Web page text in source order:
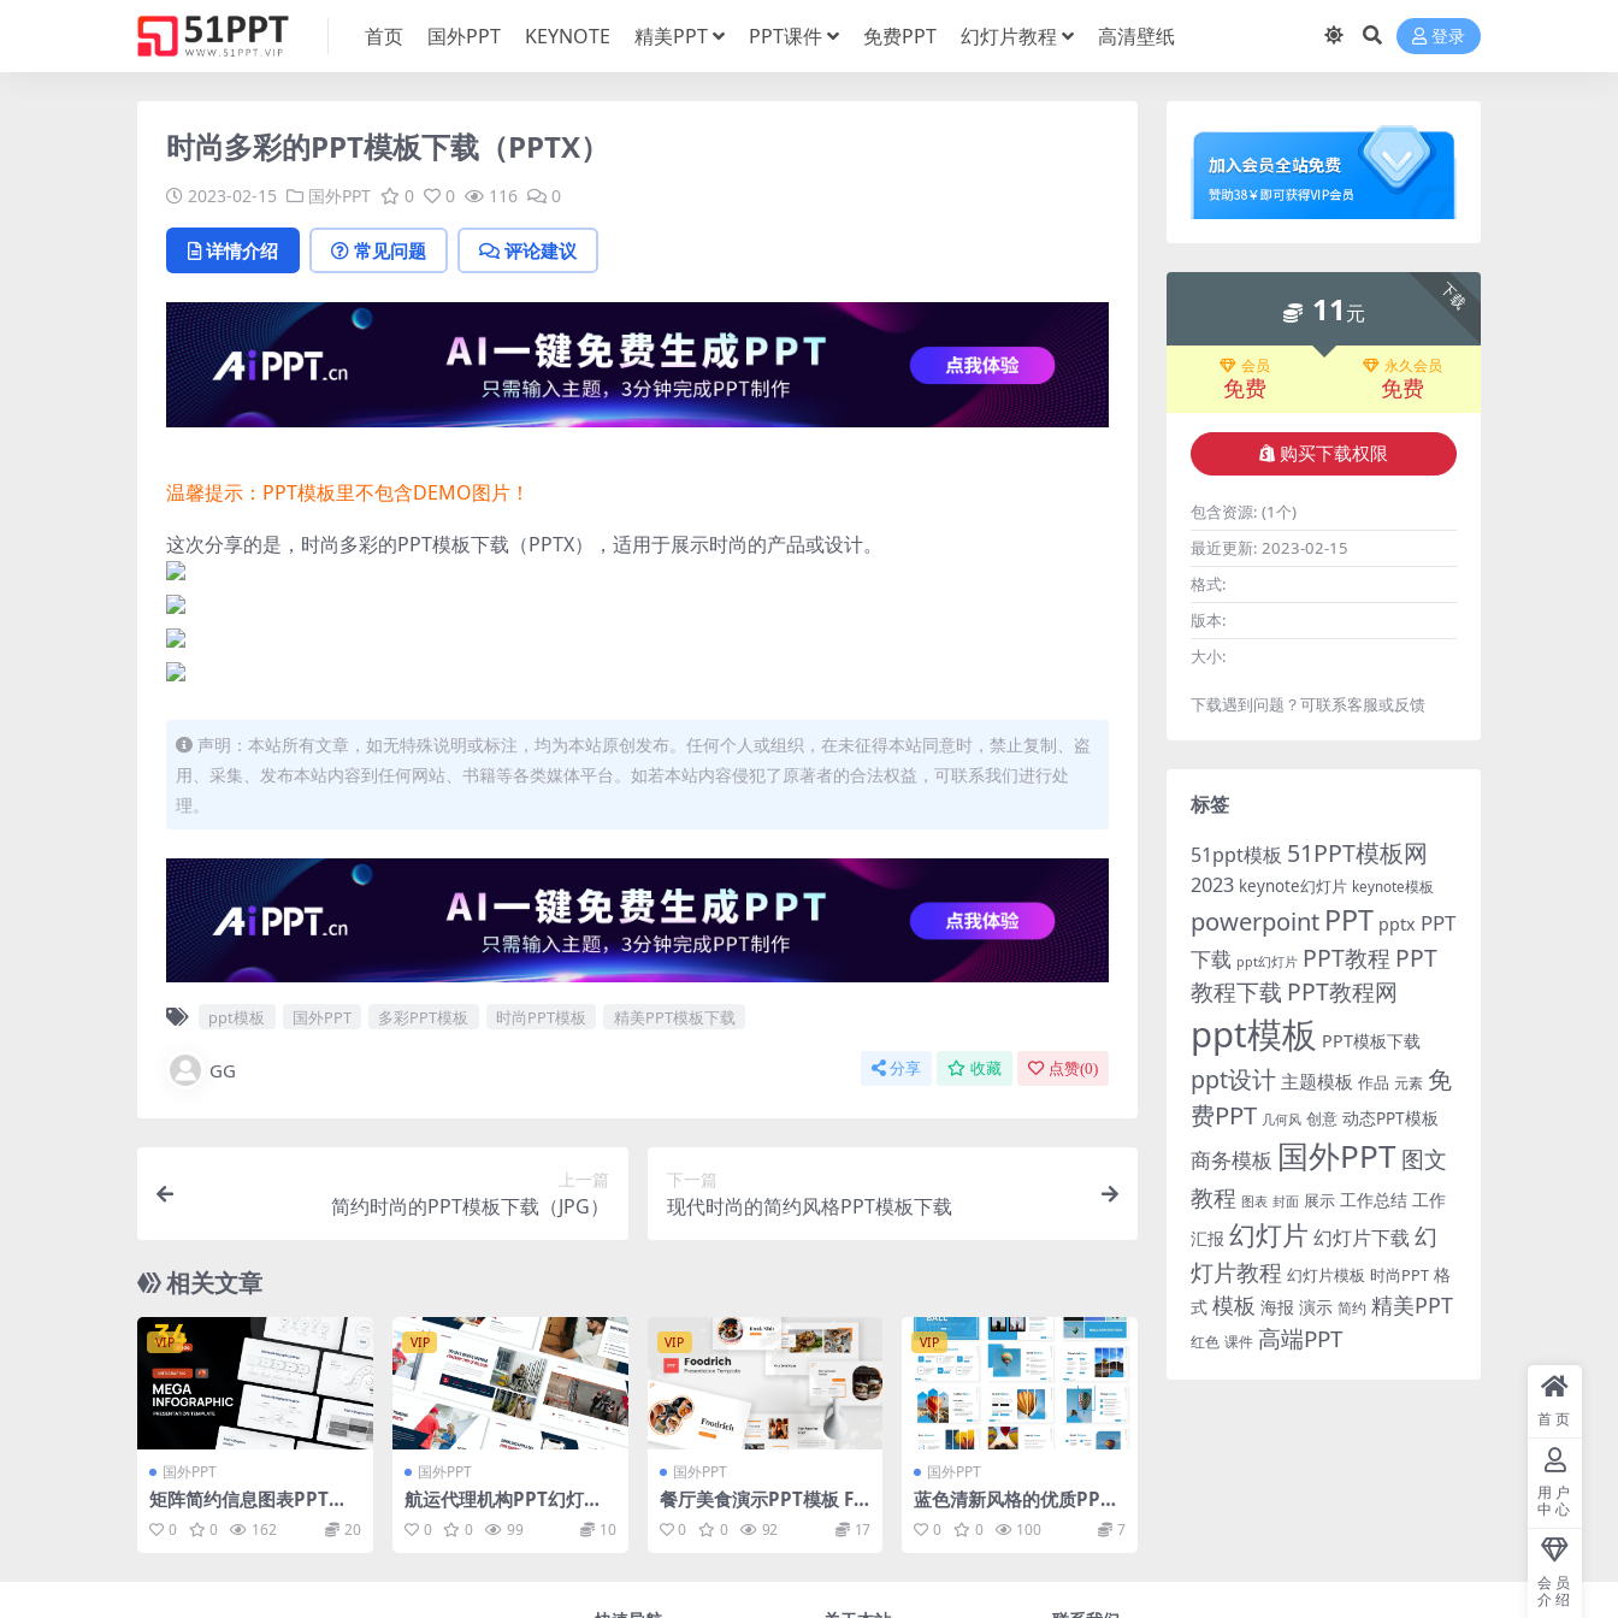
首页 国外PPT KEYNOTE 精美PPT PPT课件 免费PPT 幻灯片教程 高清壁纸 登录
时尚多彩的PPT模板下载（PPTX）
2023-02-15 国外PPT 0 0 116 0
详情介绍 常见问题 评论建议
温馨提示：PPT模板里不包含DEMO图片！
这次分享的是，时尚多彩的PPT模板下载（PPTX），适用于展示时尚的产品或设计。
声明：本站所有文章，如无特殊说明或标注，均为本站原创发布。任何个人或组织，在未征得本站同意时，禁止复制、盗
用、采集、发布本站内容到任何网站、书籍等各类媒体平台。如若本站内容侵犯了原著者的合法权益，可联系我们进行处
理。
ppt模板 国外PPT 多彩PPT模板 时尚PPT模板 精美PPT模板下载
GG 分享 收藏 点赞(0)
上一篇
简约时尚的PPT模板下载（JPG）
下一篇
现代时尚的简约风格PPT模板下载
相关文章
VIP
国外PPT
矩阵简约信息图表PPT素
材 Matrix & Minimal In
fographic PowerPoint
0 0 162 20
VIP
国外PPT
航运代理机构PPT幻灯片
模板下载 Shipping Agen
cy Powerpoint
0 0 99 10
VIP
国外PPT
餐厅美食演示PPT模板 Fo
odrich – Food PowerPo
int Template
0 0 92 17
VIP
国外PPT
蓝色清新风格的优质PPT
模板下载（PPTX）
0 0 100 7
下载
11 元
会员
免费
永久会员
免费
购买下载权限
包含资源: (1个)
最近更新: 2023-02-15
格式:
版本:
大小:
下载遇到问题？可联系客服或反馈
标签
51ppt模板 51PPT模板网
2023 keynote幻灯片 keynote模板
powerpoint PPT pptx PPT
下载 ppt幻灯片 PPT教程 PPT
教程下载 PPT教程网
ppt模板 PPT模板下载
ppt设计 主题模板 作品 元素 免
费PPT 几何风 创意 动态PPT模板
商务模板 国外PPT图文
教程 图表 封面 展示 工作总结 工作
汇报 幻灯片 幻灯片下载 幻
灯片教程 幻灯片模板 时尚PPT 格
式 模板 海报 演示 简约 精美PPT
红色 课件 高端PPT
首页
用户
中心
会员
介绍